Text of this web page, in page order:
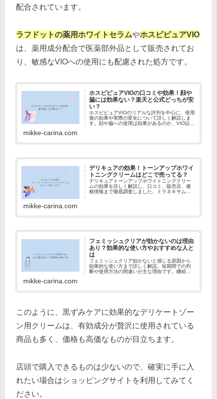
配合されています。
ラフドットの薬用ホワイトセラムやホスピピュアVIO
は、薬用成分配合で医薬部外品として販売されてお
り、敏感なVIOへの使用にも配慮された処方です。
ホスピピュアVIOの口コミや効果！顔や
脇には効果ない？楽天と公式どっちが安
い？
ホスピピュアVIOのリアルな評判を中心に、使用
後の効果や実際の変化について詳しく解説しま
す。顔や脇への使用は効果があるのか、VIO以外
mikke-carina.com
デリキュアの効果！トーンアップホワイ
トニングクリームはどこで売ってる？
デリキュアトーンアップホワイトニングクリー
ムの効果を詳しく解説し、口コミ、販売店、価
格情報まで徹底調査しました。トラネキサム酸
mikke-carina.com
フェミッシュクリアが効かないのは理由
あり？効果的な使い方やおすすめな人と
は
フェミッシュクリア効かないと感じる原因から
効果的な使い方まで詳しく解説。短期間での判
断や使用方法の間違いが主な理由です。継続使
mikke-carina.com
このように、黒ずみケアに効果的なデリケートゾー
ン用クリームは、有効成分が贅沢に使用されている
商品も多く、価格も高価なものが目立ちます。
店頭で購入できるものは少ないので、確実に手に入
れたい場合はショッピングサイトを利用してみてく
ださい。